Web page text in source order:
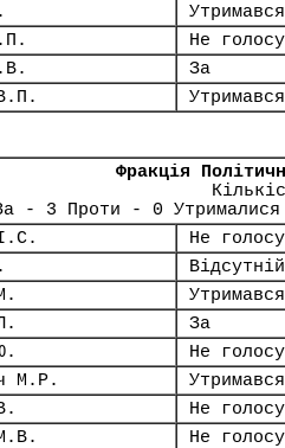
Утримався
Не
За
Утримався
Фракція
- 3 Проти - 0
Не
Відсутній
Утримався
За
Не
М.Р.
Утримався
Не
Не